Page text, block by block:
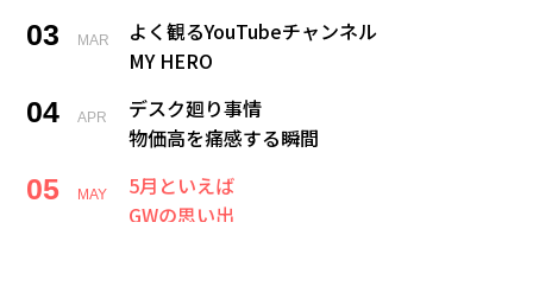
03 MAR
よく観るYouTubeチャンネル
MY HERO
04 APR
デスク廻り事情
物価高を痛感する瞬間
05 MAY
5月といえば
GWの思い出